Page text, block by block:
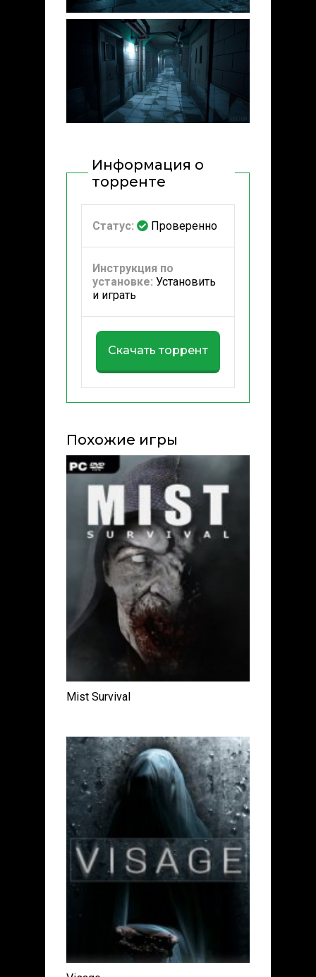
Информация о
торренте
Статус: Проверенно
Инструкция по
установке: Установить
и играть
Скачать торрент
Похожие игры
Mist Survival